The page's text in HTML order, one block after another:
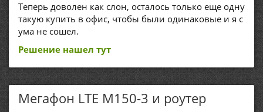
Теперь доволен как слон, осталось только еще одну
такую купить в офис, чтобы были одинаковые и я с
ума не сошел.
Решение нашел тут
Мегафон LTE M150-3 и роутер